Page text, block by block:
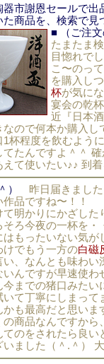
器市謝恩セールで
た商品を、検索で
■
（ご注
たまたま
目惚れで
こ〜のっ
を購入し
杯が気に
宴会の乾
近『日本
なので何本か購入
1杯程度を飲むよう
てたんですよ＾＾
えて使いたい♪♪ 到
）
昨日届きました
作品ですね〜！！
て明かりにかざした
そろ今夜の一杯を
はもったいない気
けでもう一方の白磁
い、なんとも味わ
いんですが早速使
今までの猪口みた
いて丁寧にしまっ
かも最高だと思いま
の商品なんですか
てのをされたら良い
いました（＾.＾）